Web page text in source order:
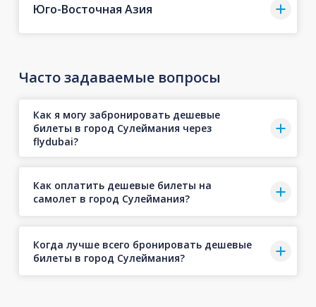
Юго-Восточная Азия
Часто задаваемые вопросы
Как я могу забронировать дешевые
билеты в город Сулеймания через
flydubai?
Как оплатить дешевые билеты на
самолет в город Сулеймания?
Когда лучше всего бронировать дешевые
билеты в город Сулеймания?